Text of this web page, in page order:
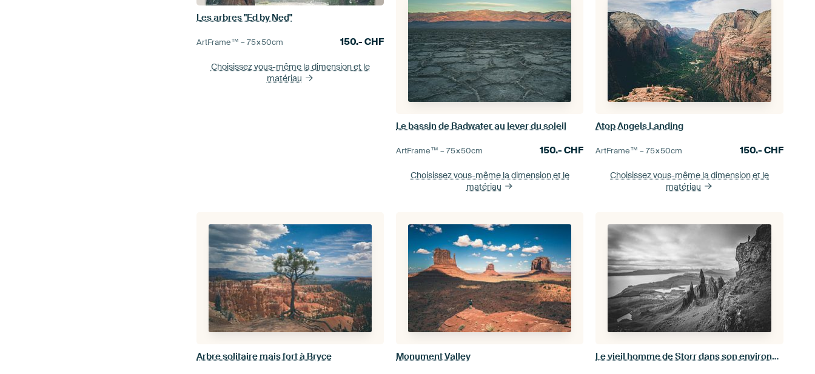
Les arbres "Ed by Ned"
ArtFrame™ –75×50cm 150.-CHF
Choisissez vous-même la dimensionet le
matériau
Le bassin de Badwater au lever du soleil
ArtFrame™ –75×50cm 150.-CHF
Choisissez vous-même la dimensionet le
matériau
Atop Angels Landing
ArtFrame™ –75×50cm 150.- CHF
Choisissez vous-même la dimensionet le
matériau
Arbre solitaire mais fort à Bryce Monument Valley Le vieil homme de Storr dans son environnement